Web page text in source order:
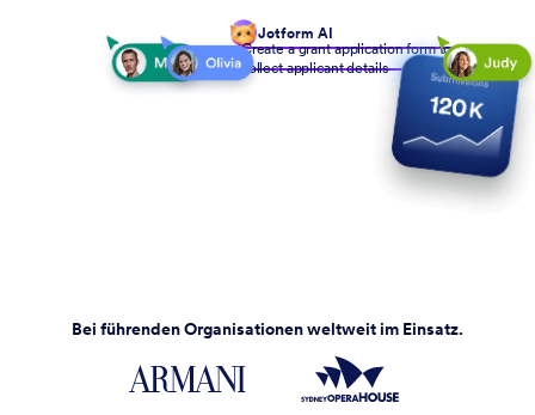
Jotform AI
Create a grant application form to
collect applicant details
Bei führenden Organisationen weltweit im Einsatz.